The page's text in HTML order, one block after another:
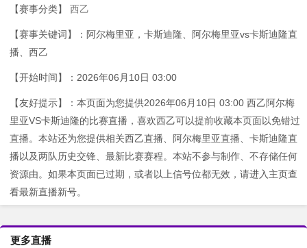
【赛事分类】 西乙
【赛事关键词】：阿尔梅里亚，卡斯迪隆、阿尔梅里亚vs卡斯迪隆直
播、西乙
【开始时间】：2026年06月10日 03:00
【友好提示】：本页面为您提供2026年06月10日 03:00 西乙阿尔梅
里亚VS卡斯迪隆的比赛直播，喜欢西乙可以提前收藏本页面以免错过
直播。本站还为您提供相关西乙直播、阿尔梅里亚直播、卡斯迪隆直
播以及两队历史交锋、最新比赛赛程。本站不参与制作、不存储任何
资源由。如果本页面已过期，或者以上信号位都无效，请进入主页查
看最新直播新号。
更多直播